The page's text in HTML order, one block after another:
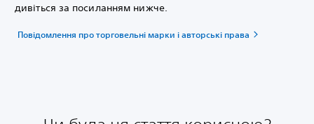
дивіться за посиланням нижче.
Повідомлення про торговельні марки і авторські права